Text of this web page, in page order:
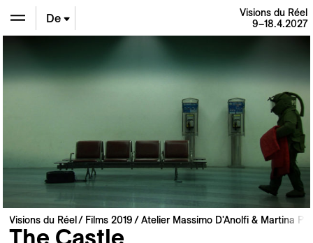
De
Visions du Réel
9–18.4.2027
Visions du Réel Films 2019 Atelier Massimo D'Anolfi & Martina
The Castle